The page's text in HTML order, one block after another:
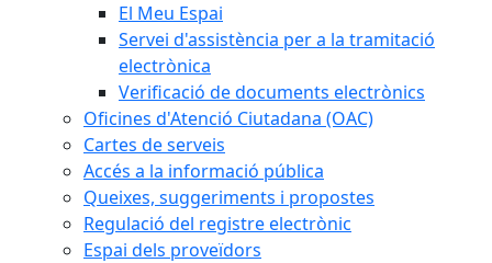
El Meu Espai
Servei d'assistència per a la tramitació
electrònica
Verificació de documents electrònics
Oficines d'Atenció Ciutadana (OAC)
Cartes de serveis
Accés a la informació pública
Queixes, suggeriments i propostes
Regulació del registre electrònic
Espai dels proveïdors